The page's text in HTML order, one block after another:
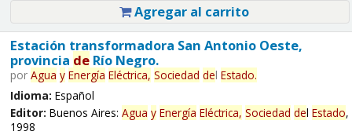
Agregar al carrito
Estación transformadora San Antonio Oeste,
provincia deRío Negro.
por Agua y Energía Eléctrica, Sociedad del Estado.
Idioma: Español
Editor: Buenos Aires: Agua y Energía Eléctrica, Sociedad del Estado,
1998